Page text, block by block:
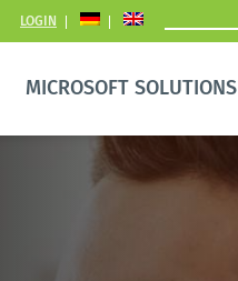
LOGIN
MICROSOFT SOLUTIONS